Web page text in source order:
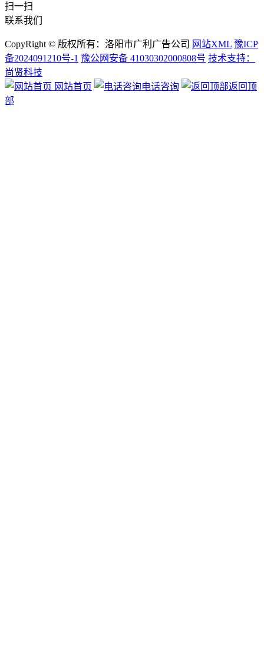
扫一扫
联系我们
CopyRight © 版权所有：洛阳市广利广告公司 网站XML 豫ICP
备2024091210号-1 豫公网安备 41030302000808号 技术支持：
尚贤科技
网站首页
电话咨询
返回顶
部